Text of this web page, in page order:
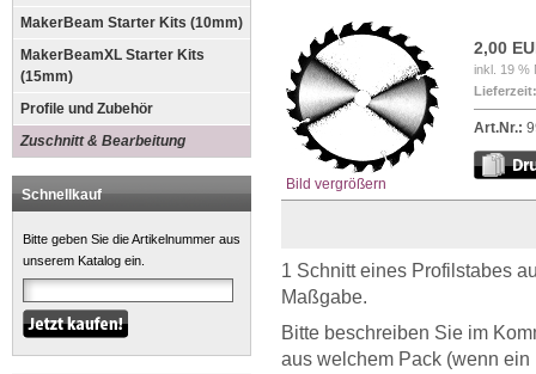
MakerBeam Starter Kits (10mm)
MakerBeamXL Starter Kits
(15mm)
Profile und Zubehör
Zuschnitt & Bearbeitung
Schnellkauf
Bitte geben Sie die Artikelnummer aus
unserem Katalog ein.
Bild vergrößern
2,00
inkl. 19 %
Lieferzeit:
Art.Nr.:
1 Schnitt eines Profilstabes
Maßgabe.
Bitte beschreiben Sie im
aus welchem Pack (wenn